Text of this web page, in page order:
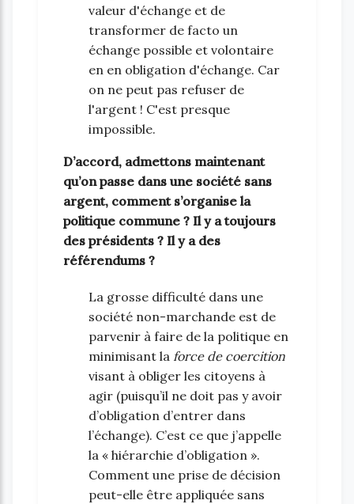
valeur d'échange et de
transformer de facto un
échange possible et volontaire
en en obligation d'échange. Car
on ne peut pas refuser de
l'argent ! C'est presque
impossible.
D’accord, admettons maintenant
qu’on passe dans une société sans
argent, comment s’organise la
politique commune ? Il y a toujours
des présidents ? Il y a des
référendums ?
La grosse difficulté dans une
société non-marchande est de
parvenir à faire de la politique en
minimisant la force de coercition
visant à obliger les citoyens à
agir (puisqu’il ne doit pas y avoir
d’obligation d’entrer dans
l’échange). C’est ce que j’appelle
la « hiérarchie d’obligation ».
Comment une prise de décision
peut-elle être appliquée sans